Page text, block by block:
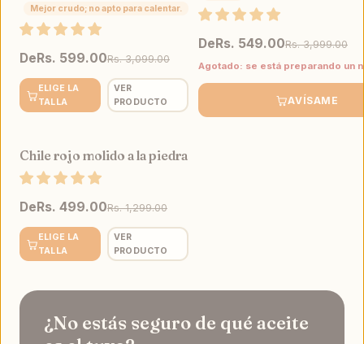
Mejor crudo; no apto para calentar.
DeRs. 599.00Rs. 3,099.00
ELIGE LA
TALLA
VER
PRODUCTO
DeRs. 549.00Rs. 3,999.00
Agotado: se está preparando un
AVÍSAME
VENTA
Chile rojo molido a la piedra
DeRs. 499.00Rs. 1,299.00
ELIGE LA
TALLA
VER
PRODUCTO
¿No estás seguro de qué aceite